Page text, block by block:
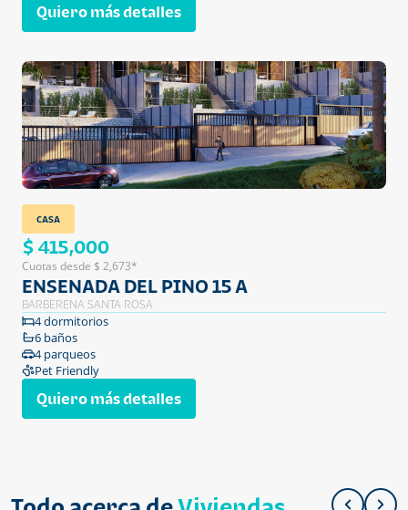
Quiero más detalles
CASA
$ 415,000
Cuotas desde $ 2,673*
ENSENADA DEL PINO 15 A
BARBERENA SANTA ROSA
4 dormitorios
6 baños
4 parqueos
Pet Friendly
Quiero más detalles